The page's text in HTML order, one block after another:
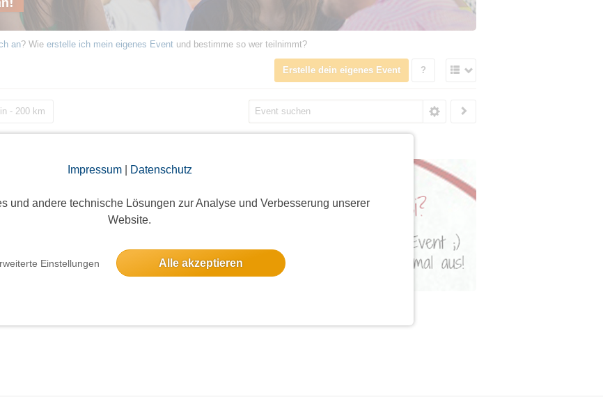
Impressum| Datenschutz
und andere technische Lösungen zur Analyse und Verbesserung unserer
Website.
Einstellungen Alle akzeptieren
an? Wie erstelle ich mein eigenes Event und bestimme so wer teilnimmt?
Erstelle dein eigenes Event ?
- 200 km